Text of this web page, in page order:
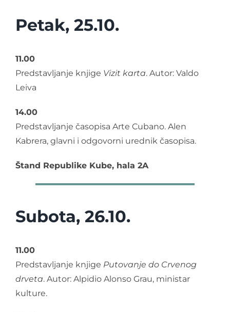
Petak, 25.10.
11.00
Predstavljanje knjige Vizit karta. Autor: Valdo
Leiva
14.00
Predstavljanje časopisa Arte Cubano. Alen
Kabrera, glavni i odgovorni urednik časopisa.
Štand Republike Kube, hala 2A
Subota, 26.10.
11.00
Predstavljanje knjige Putovanje do Crvenog
drveta. Autor: Alpidio Alonso Grau, ministar
kulture.